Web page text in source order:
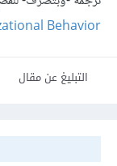
Behavior
التبليغ عن مقال